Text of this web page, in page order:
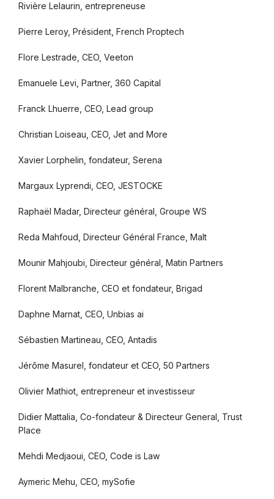
Rivière Lelaurin, entrepreneuse
Pierre Leroy, Président, French Proptech
Flore Lestrade, CEO, Veeton
Emanuele Levi, Partner, 360 Capital
Franck Lhuerre, CEO, Lead group
Christian Loiseau, CEO, Jet and More
Xavier Lorphelin, fondateur, Serena
Margaux Lyprendi, CEO, JESTOCKE
Raphaël Madar, Directeur général, Groupe WS
Reda Mahfoud, Directeur Général France, Malt
Mounir Mahjoubi, Directeur général, Matin Partners
Florent Malbranche, CEO et fondateur, Brigad
Daphne Marnat, CEO, Unbias ai
Sébastien Martineau, CEO, Antadis
Jérôme Masurel, fondateur et CEO, 50 Partners
Olivier Mathiot, entrepreneur et investisseur
Didier Mattalia, Co-fondateur & Directeur General, Trust
Place
Mehdi Medjaoui, CEO, Code is Law
Aymeric Mehu, CEO, mySofie